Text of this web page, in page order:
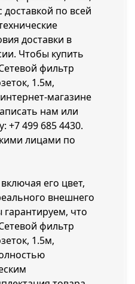
по всей
доставки в
Чтобы купить
фильтр
1.5м,
магазине
нам или
+7 499 685 4430.
лицами по
его цвет,
внешнего
что
фильтр
1.5м,